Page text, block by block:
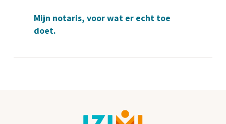
Mijn notaris, voor wat er echt toe
doet.